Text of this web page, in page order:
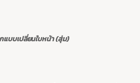
บบเปลี่ยนใบหน้า (สุ่ม)